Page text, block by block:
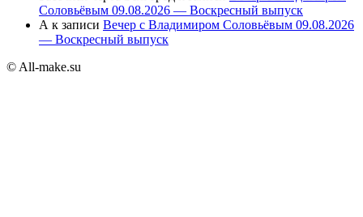
Соловьёвым 09.08.2026 — Воскресный выпуск
А к записи Вечер с Владимиром Соловьёвым 09.08.2026
— Воскресный выпуск
© All-make.su